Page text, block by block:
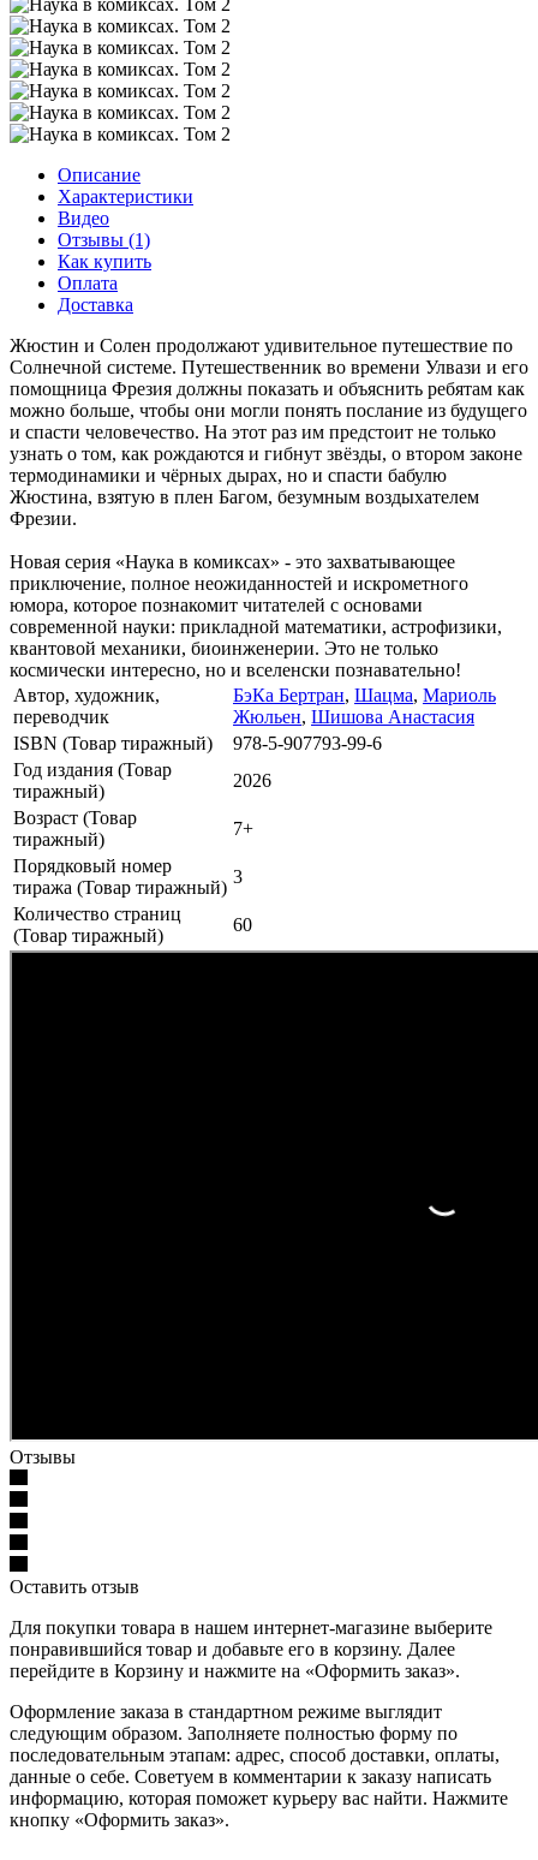
Описание
Характеристики
Видео
Отзывы (1)
Как купить
Оплата
Доставка
Жюстин и Солен продолжают удивительное путешествие по
Солнечной системе. Путешественник во времени Улвази и его
помощница Фрезия должны показать и объяснить ребятам как
можно больше, чтобы они могли понять послание из будущего
и спасти человечество. На этот раз им предстоит не только
узнать о том, как рождаются и гибнут звёзды, о втором законе
термодинамики и чёрных дырах, но и спасти бабулю
Жюстина, взятую в плен Багом, безумным воздыхателем
Фрезии.
Новая серия «Наука в комиксах» - это захватывающее
приключение, полное неожиданностей и искрометного
юмора, которое познакомит читателей с основами
современной науки: прикладной математики, астрофизики,
квантовой механики, биоинженерии. Это не только
космически интересно, но и вселенски познавательно!
Автор, художник,
переводчик
БэКа Бертран, Шацма, Мариоль
Жюльен, Шишова Анастасия
ISBN (Товар тиражный)
978-5-907793-99-6
Год издания (Товар
тиражный)
2026
Возраст (Товар
тиражный)
7+
Порядковый номер
тиража (Товар тиражный)
3
Количество страниц
(Товар тиражный)
60
Отзывы
Оставить отзыв
Для покупки товара в нашем интернет-магазине выберите
понравившийся товар и добавьте его в корзину. Далее
перейдите в Корзину и нажмите на «Оформить заказ».
Оформление заказа в стандартном режиме выглядит
следующим образом. Заполняете полностью форму по
последовательным этапам: адрес, способ доставки, оплаты,
данные о себе. Советуем в комментарии к заказу написать
информацию, которая поможет курьеру вас найти. Нажмите
кнопку «Оформить заказ».